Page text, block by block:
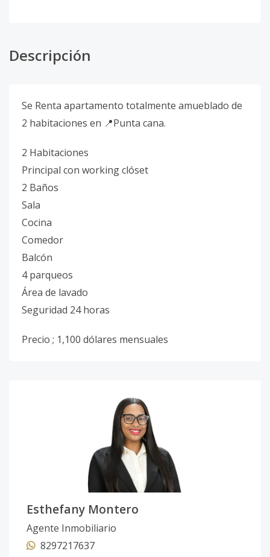
Descripción
Se Renta apartamento totalmente amueblado de
2 habitaciones en 📍Punta cana.
2 Habitaciones
Principal con working clóset
2 Baños
Sala
Cocina
Comedor
Balcón
4 parqueos
Área de lavado
Seguridad 24 horas
Precio ; 1,100 dólares mensuales
Esthefany Montero
Agente Inmobiliario
8297217637